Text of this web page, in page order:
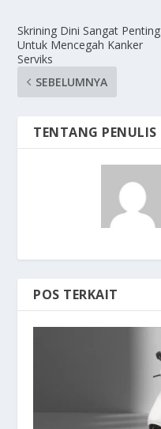
Skrining Dini Sangat Penting
Untuk Mencegah Kanker
Serviks
SEBELUMNYA
TENTANG PENULIS
POS TERKAIT